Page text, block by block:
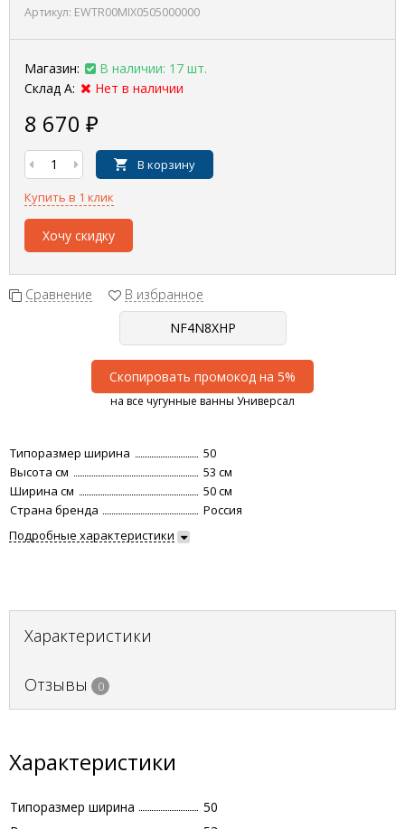
Артикул: EWTR00MIX0505000000
Магазин:
В наличии: 17 шт.
Склад А:
Нет в наличии
8 670 ₽
В корзину
Купить в 1 клик
Хочу скидку
Сравнение В избранное
Скопировать промокод на 5%
на все чугунные ванны Универсал
Типоразмер ширина
50
Высота см
53 см
Ширина см
50 см
Страна бренда
Россия
Подробные характеристики
Характеристики
Отзывы 0
Характеристики
Типоразмер ширина
50